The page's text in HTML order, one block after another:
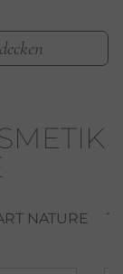
NATURE